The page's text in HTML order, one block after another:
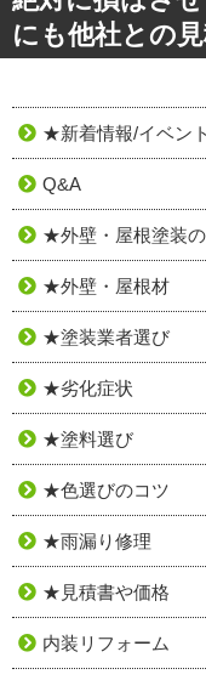
にも他社との
★新着情報/イベン
Q&A
★外壁・屋根塗装
★外壁・屋根材
★塗装業者選び
★劣化症状
★塗料選び
★色選びのコツ
★雨漏り修理
★見積書や価格
内装リフォーム